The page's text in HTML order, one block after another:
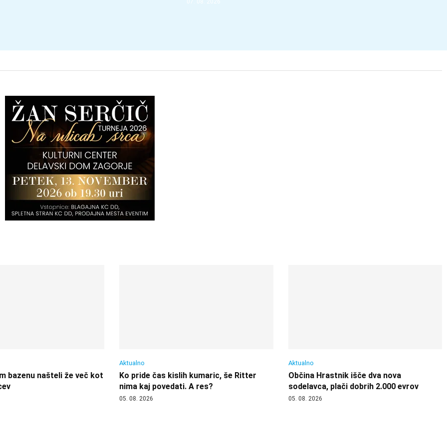
07. 08. 2026
bazenu našteli že več kot
Aktualno
Ko pride čas kislih kumaric, še Ritter
nima kaj povedati. A res?
05. 08. 2026
Aktualno
Občina Hrastnik išče dva nova
sodelavca, plači dobrih 2.000 evrov
05. 08. 2026